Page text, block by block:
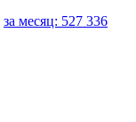
за месяц: 527 336